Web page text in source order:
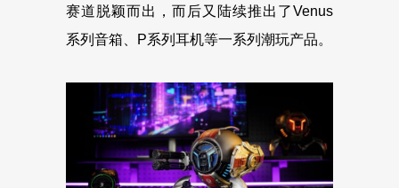
赛道脱颖而出，而后又陆续推出了Venus
系列音箱、P系列耳机等一系列潮玩产品。